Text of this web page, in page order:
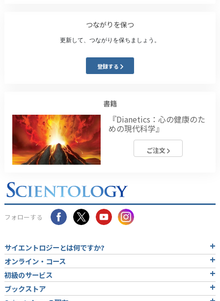
つながりを保つ
更新して、つながりを保ちましょう。
登録する
書籍
『Dianetics：心の健康のた
めの現代科学』
ご注文
フォローする
サイエントロジーとは何ですか?
オンライン・コース
初級のサービス
ブックストア